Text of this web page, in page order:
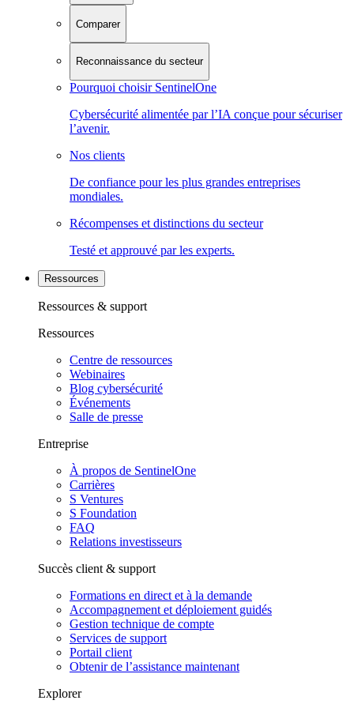
Comparer
Reconnaissance du secteur
Pourquoi choisir SentinelOne
Cybersécurité alimentée par l’IA conçue pour sécuriser
l’avenir.
Nos clients
De confiance pour les plus grandes entreprises
mondiales.
Récompenses et distinctions du secteur
Testé et approuvé par les experts.
Ressources
Ressources & support
Ressources
Centre de ressources
Webinaires
Blog cybersécurité
Événements
Salle de presse
Entreprise
À propos de SentinelOne
Carrières
S Ventures
S Foundation
FAQ
Relations investisseurs
Succès client & support
Formations en direct et à la demande
Accompagnement et déploiement guidés
Gestion technique de compte
Services de support
Portail client
Obtenir de l’assistance maintenant
Explorer